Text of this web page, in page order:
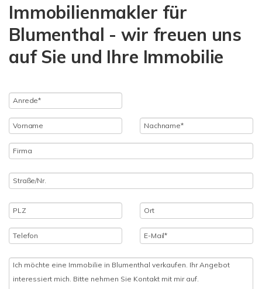
Immobilienmakler für
Blumenthal - wir freuen uns
auf Sie und Ihre Immobilie